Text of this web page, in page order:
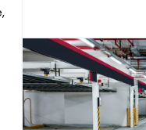
a także do obciążeń,
od tych czynników,
który przeciwdziała
takich jak pęknięcia,